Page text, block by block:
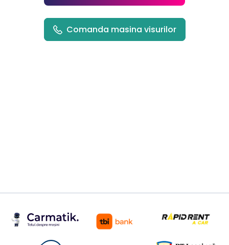
Comanda masina visurilor